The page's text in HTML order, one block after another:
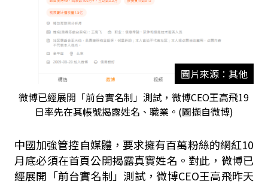
圖片來源：其他
微博已經展開「前台實名制」測試，微博CEO王高飛19
日率先在其帳號揭露姓名、職業。(圖擷自微博)
中國加強管控自媒體，要求擁有百萬粉絲的網紅10
月底必須在首頁公開揭露真實姓名。對此，微博已
經展開「前台實名制」測試，微博CEO王高飛昨天